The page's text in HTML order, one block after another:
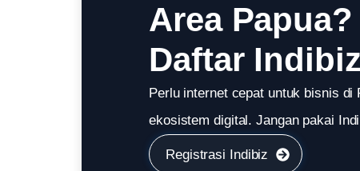
Area Papua?
Daftar
Perlu internet cepat untuk bisnis di
ekosistem digital. Jangan pakai
Registrasi Indibiz